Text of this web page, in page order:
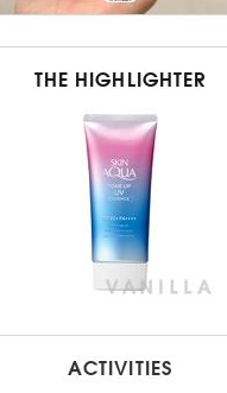
THE HIGHLIGHTER
ACTIVITIES